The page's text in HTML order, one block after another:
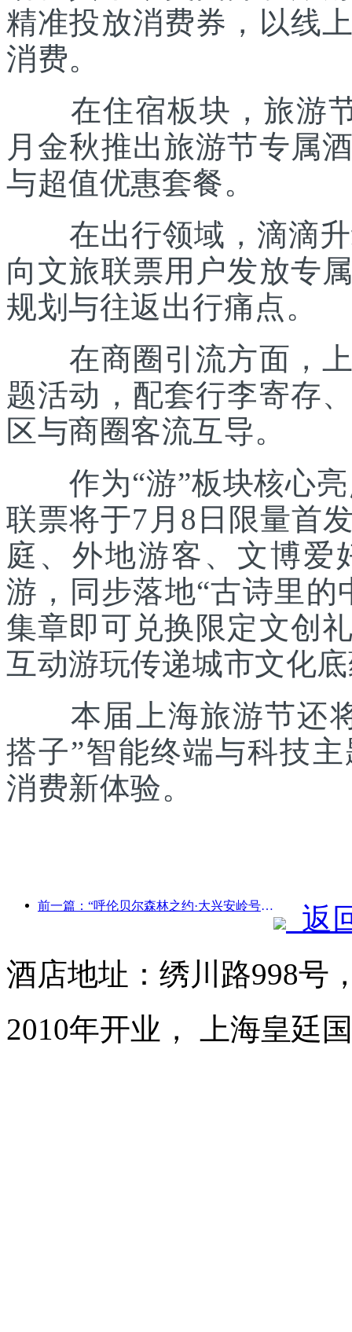
精准投放消费券，以线
消费。
在住宿板块，旅游节
月金秋推出旅游节专属
与超值优惠套餐。
在出行领域，滴滴升
向文旅联票用户发放专
规划与往返出行痛点。
在商圈引流方面，上
题活动，配套行李寄存
区与商圈客流互导。
作为“游”板块核心亮
联票将于7月8日限量首
庭、外地游客、文博爱
游，同步落地“古诗里
集章即可兑换限定文创
互动游玩传递城市文化
本届上海旅游节还将
搭子”智能终端与科技
消费新体验。
前一篇：“呼伦贝尔森林之约·大兴安岭号--星光列车·天翼之旅”旅游专列首发
返
酒店地址：绣川路998号
2010年开业， 上海皇